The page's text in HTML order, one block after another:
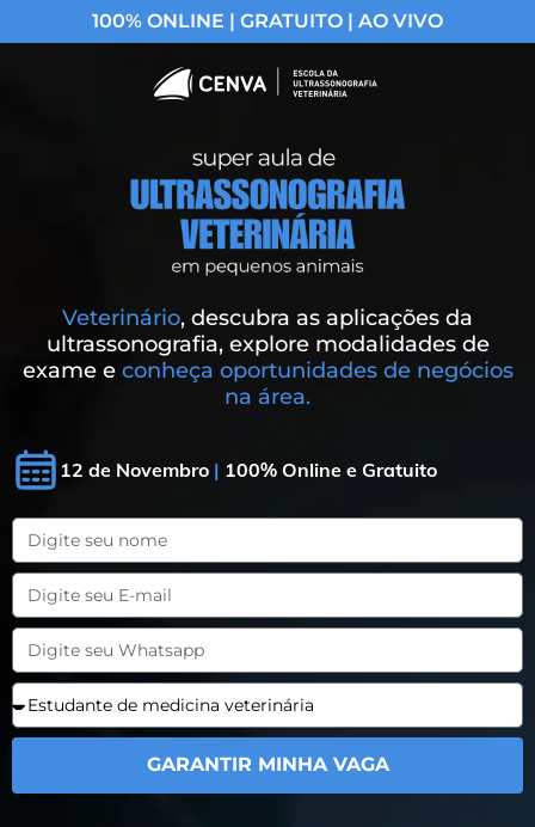
100% ONLINE | GRATUITO | AO VIVO
Veterinário, descubra as aplicações da
ultrassonografia, explore modalidades de
exame e conheça oportunidades de negócios
na área.
12 de Novembro | 100% Online e Gratuito
GARANTIR MINHA VAGA